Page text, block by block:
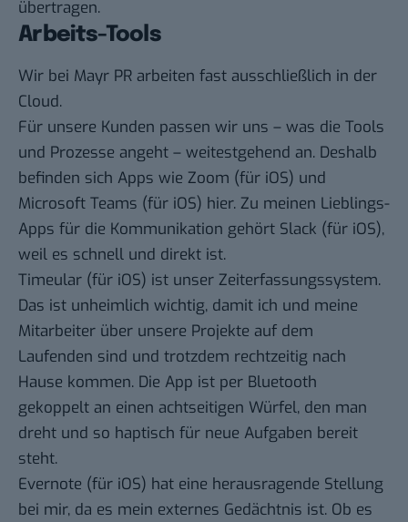
übertragen.
Arbeits-Tools
Wir bei Mayr PR arbeiten fast ausschließlich in der
Cloud.
Für unsere Kunden passen wir uns – was die Tools
und Prozesse angeht – weitestgehend an. Deshalb
befinden sich Apps wie Zoom (für iOS) und
Microsoft Teams (für iOS) hier. Zu meinen Lieblings-
Apps für die Kommunikation gehört Slack (für iOS),
weil es schnell und direkt ist.
Timeular (für iOS) ist unser Zeiterfassungssystem.
Das ist unheimlich wichtig, damit ich und meine
Mitarbeiter über unsere Projekte auf dem
Laufenden sind und trotzdem rechtzeitig nach
Hause kommen. Die App ist per Bluetooth
gekoppelt an einen achtseitigen Würfel, den man
dreht und so haptisch für neue Aufgaben bereit
steht.
Evernote (für iOS) hat eine herausragende Stellung
bei mir, da es mein externes Gedächtnis ist. Ob es